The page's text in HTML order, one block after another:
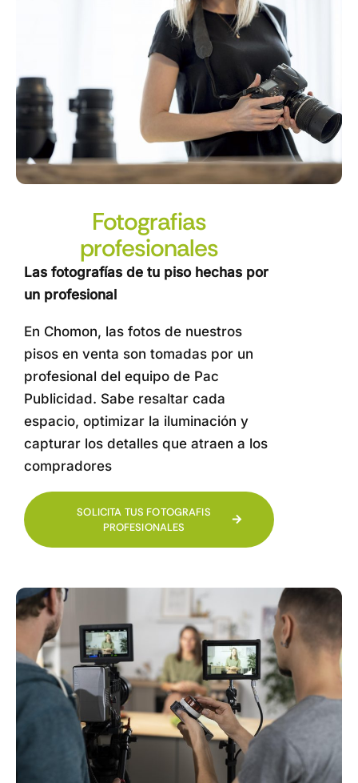
Fotografias
profesionales
Las fotografías de tu piso hechas por
un profesional
En Chomon, las fotos de nuestros
pisos en venta son tomadas por un
profesional del equipo de Pac
Publicidad. Sabe resaltar cada
espacio, optimizar la iluminación y
capturar los detalles que atraen a los
compradores
SOLICITA TUS FOTOGRAFIS
PROFESIONALES